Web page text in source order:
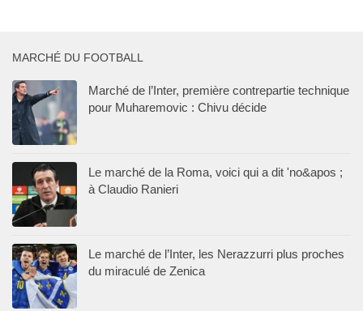
MARCHÉ DU FOOTBALL
Marché de l’Inter, première contrepartie technique
pour Muharemovic : Chivu décide
Le marché de la Roma, voici qui a dit 'no&apos ;
à Claudio Ranieri
Le marché de l’Inter, les Nerazzurri plus proches
du miraculé de Zenica